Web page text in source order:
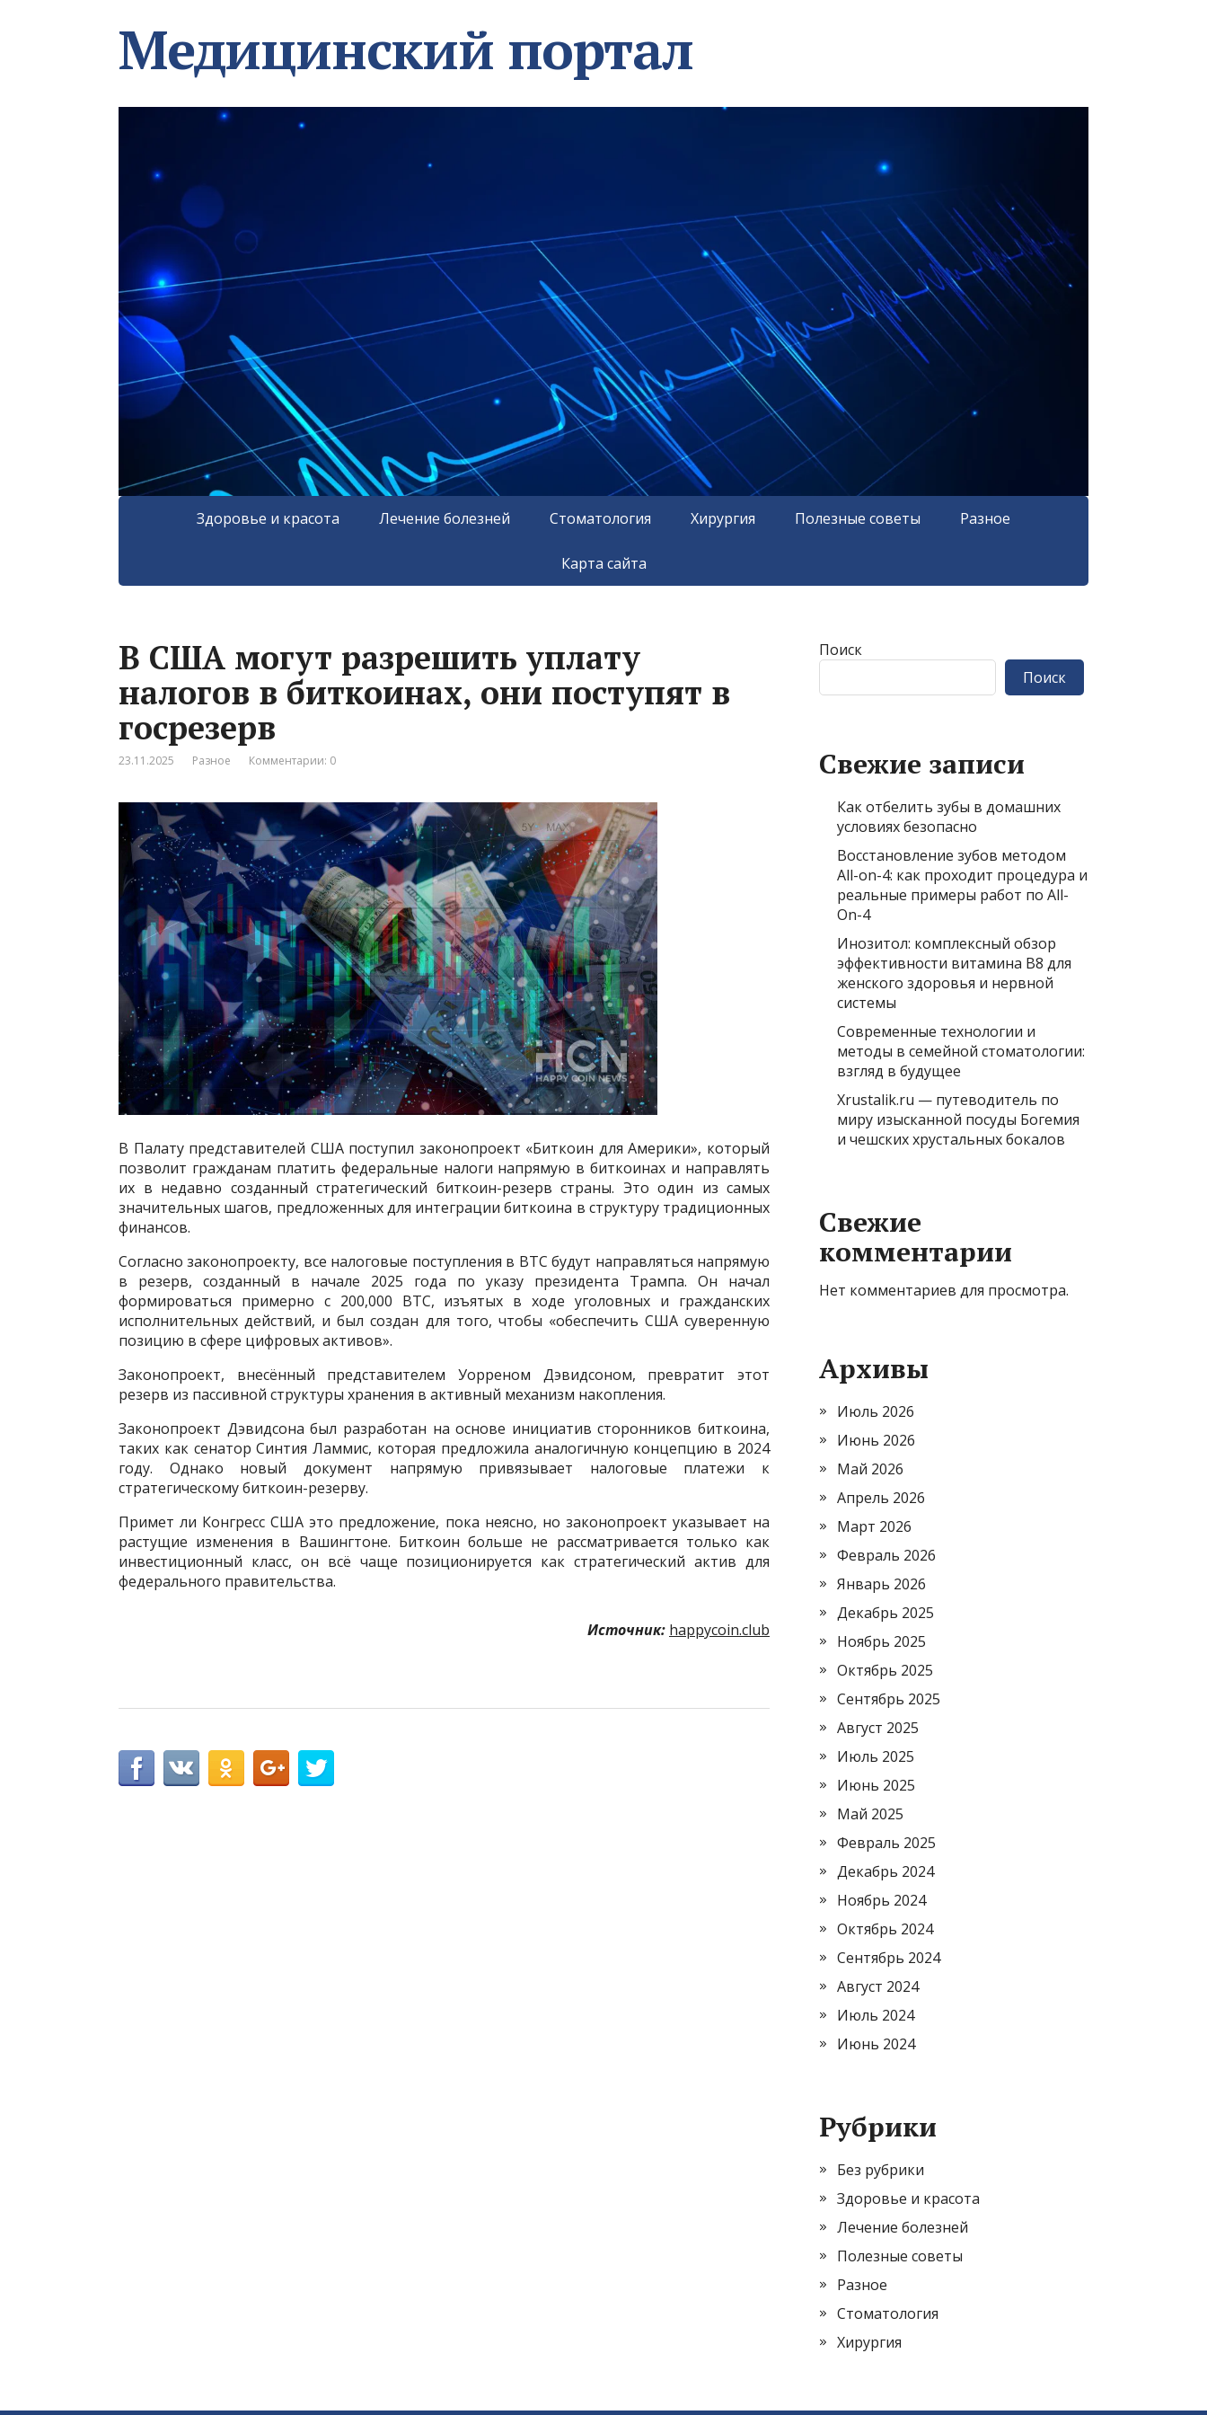
Медицинский портал
Здоровье и красота Лечение болезней Стоматология Хирургия Полезные советы Разное
Карта сайта
В США могут разрешить уплату
налогов в биткоинах, они поступят в
госрезерв
23.11.2025 Разное Комментарии: 0
В Палату представителей США поступил законопроект «Биткоин для Америки», который
позволит гражданам платить федеральные налоги напрямую в биткоинах и направлять
их в недавно созданный стратегический биткоин-резерв страны. Это один из самых
значительных шагов, предложенных для интеграции биткоина в структуру традиционных
финансов.
Согласно законопроекту, все налоговые поступления в BTC будут направляться напрямую
в резерв, созданный в начале 2025 года по указу президента Трампа. Он начал
формироваться примерно с 200,000 BTC, изъятых в ходе уголовных и гражданских
исполнительных действий, и был создан для того, чтобы «обеспечить США суверенную
позицию в сфере цифровых активов».
Законопроект, внесённый представителем Уорреном Дэвидсоном, превратит этот
резерв из пассивной структуры хранения в активный механизм накопления.
Законопроект Дэвидсона был разработан на основе инициатив сторонников биткоина,
таких как сенатор Синтия Ламмис, которая предложила аналогичную концепцию в 2024
году. Однако новый документ напрямую привязывает налоговые платежи к
стратегическому биткоин-резерву.
Примет ли Конгресс США это предложение, пока неясно, но законопроект указывает на
растущие изменения в Вашингтоне. Биткоин больше не рассматривается только как
инвестиционный класс, он всё чаще позиционируется как стратегический актив для
федерального правительства.
Источник: happycoin.club
Поиск
Поиск
Свежие записи
Как отбелить зубы в домашних
условиях безопасно
Восстановление зубов методом
All-on-4: как проходит процедура и
реальные примеры работ по All-
On-4
Инозитол: комплексный обзор
эффективности витамина B8 для
женского здоровья и нервной
системы
Современные технологии и
методы в семейной стоматологии:
взгляд в будущее
Xrustalik.ru — путеводитель по
миру изысканной посуды Богемия
и чешских хрустальных бокалов
Свежие
комментарии
Нет комментариев для просмотра.
Архивы
Июль 2026
Июнь 2026
Май 2026
Апрель 2026
Март 2026
Февраль 2026
Январь 2026
Декабрь 2025
Ноябрь 2025
Октябрь 2025
Сентябрь 2025
Август 2025
Июль 2025
Июнь 2025
Май 2025
Февраль 2025
Декабрь 2024
Ноябрь 2024
Октябрь 2024
Сентябрь 2024
Август 2024
Июль 2024
Июнь 2024
Рубрики
Без рубрики
Здоровье и красота
Лечение болезней
Полезные советы
Разное
Стоматология
Хирургия